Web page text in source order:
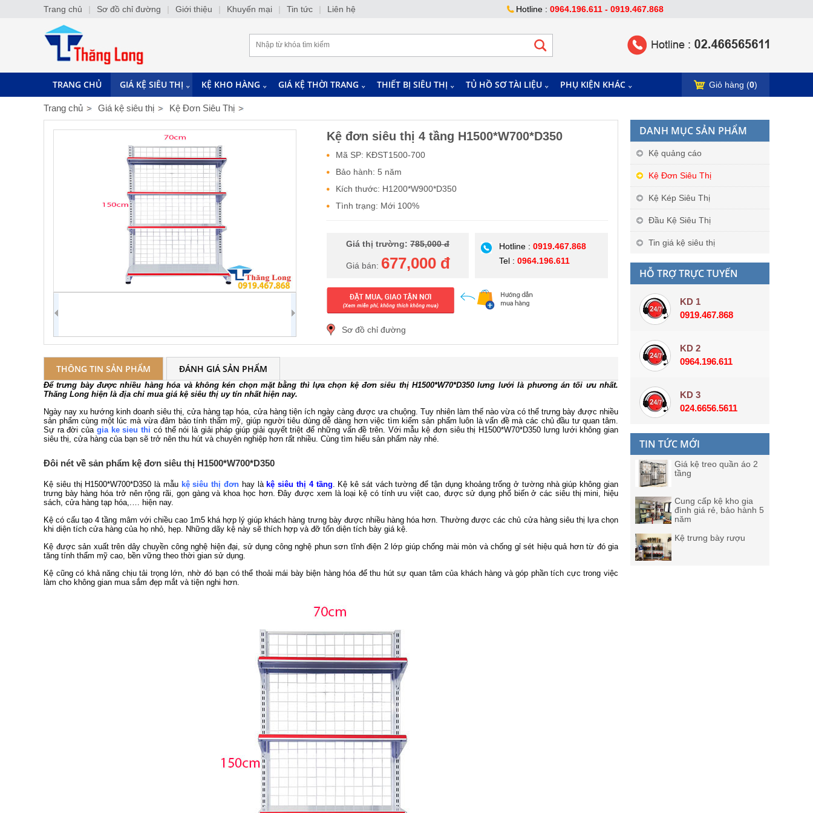
Giỏ hàng (0)
TRANG CHỦ GIÁ KỆ SIÊU THỊ KỆ KHO HÀNG GIÁ KỆ THỜI TRANG THIẾT BỊ SIÊU THỊ TỦ HỒ SƠ TÀI LIỆU PHỤ KIỆN KHÁC
Trang chủ Giá kệ siêu thị Kệ Đơn Siêu Thị
Kệ đơn siêu thị 4 tầng H1500*W700*D350
Mã SP: KĐST1500-700
Bảo hành: 5 năm
Kích thước: H1200*W900*D350
Tình trạng: Mới 100%
Giá thị trường: 785,000 đ
Giá bán: 677,000 đ
Hotline : 0919.467.868
Tel : 0964.196.611
Sơ đồ chỉ đường
THÔNG TIN SẢN PHẨM ĐÁNH GIÁ SẢN PHẨM
Để trưng bày được nhiều hàng hóa và không kén chọn mặt bằng thì lựa chọn kệ đơn siêu thị H1500*W70*D350 lưng lưới là phương án tối ưu nhất.
Thăng Long hiện là địa chỉ mua giá kệ siêu thị uy tín nhất hiện nay.
Ngày nay xu hướng kinh doanh siêu thị, cửa hàng tạp hóa, cửa hàng tiện ích ngày càng được ưa chuộng. Tuy nhiên làm thế nào vừa có thể trưng bày được nhiều
sản phẩm cùng một lúc mà vừa đảm bảo tính thẩm mỹ, giúp người tiêu dùng dễ dàng hơn việc tìm kiếm sản phẩm luôn là vấn đề mà các chủ đầu tư quan tâm.
Sự ra đời của gia ke sieu thi có thể nói là giải pháp giúp giải quyết triệt để những vấn đề trên. Với mẫu kệ đơn siêu thị H1500*W70*D350 lưng lưới không gian
siêu thị, cửa hàng của bạn sẽ trở nên thu hút và chuyên nghiệp hơn rất nhiều. Cùng tìm hiểu sản phẩm này nhé.
Đôi nét về sản phẩm kệ đơn siêu thị H1500*W700*D350
Kệ siêu thị H1500*W700*D350 là mẫu kệ siêu thị đơn hay là kệ siêu thị 4 tầng. Kệ kê sát vách tường để tận dụng khoảng trống ở tường nhà giúp không gian
trưng bày hàng hóa trở nên rộng rãi, gọn gàng và khoa học hơn. Đây được xem là loại kệ có tính ưu việt cao, được sử dụng phổ biến ở các siêu thị mini, hiệu
sách, cửa hàng tạp hóa,.… hiện nay.
Kệ có cấu tạo 4 tầng mâm với chiều cao 1m5 khá hợp lý giúp khách hàng trưng bày được nhiều hàng hóa hơn. Thường được các chủ cửa hàng siêu thị lựa chọn
khi diện tích cửa hàng của họ nhỏ, hẹp. Những dãy kệ này sẽ thích hợp và đỡ tốn diện tích bày giá kệ.
Kệ được sản xuất trên dây chuyền công nghệ hiện đại, sử dụng công nghệ phun sơn tĩnh điện 2 lớp giúp chống mài mòn và chống gỉ sét hiệu quả hơn từ đó gia
tăng tính thẩm mỹ cao, bền vững theo thời gian sử dụng.
Kệ cũng có khả năng chịu tải trọng lớn, nhờ đó bạn có thể thoải mái bày biện hàng hóa để thu hút sự quan tâm của khách hàng và góp phần tích cực trong việc
làm cho không gian mua sắm đẹp mắt và tiện nghi hơn.
DANH MỤC SẢN PHẨM
Kệ quảng cáo
Kệ Đơn Siêu Thị
Kệ Kép Siêu Thị
Đầu Kệ Siêu Thị
Tin giá kệ siêu thị
HỖ TRỢ TRỰC TUYẾN
KD 1
0919.467.868
KD 2
0964.196.611
KD 3
024.6656.5611
TIN TỨC MỚI
Giá kệ treo quần áo 2
tầng
Cung cấp kệ kho gia
đình giá rẻ, bảo hành 5
năm
Kệ trưng bày rượu
Trang chủ | Sơ đồ chỉ đường | Giới thiệu | Khuyến mại | Tin tức | Liên hệ Hotline : 0964.196.611 - 0919.467.868